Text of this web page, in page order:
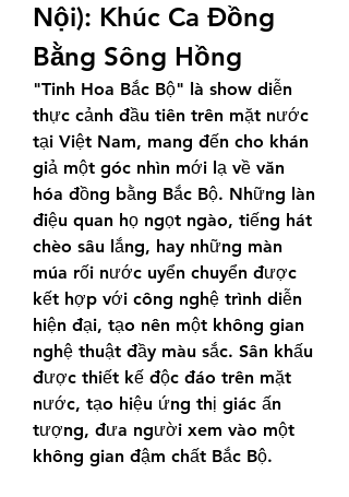
Nội): Khúc Ca Đồng
Bằng Sông Hồng
"Tinh Hoa Bắc Bộ" là show diễn
thực cảnh đầu tiên trên mặt nước
tại Việt Nam, mang đến cho khán
giả một góc nhìn mới lạ về văn
hóa đồng bằng Bắc Bộ. Những làn
điệu quan họ ngọt ngào, tiếng hát
chèo sâu lắng, hay những màn
múa rối nước uyển chuyển được
kết hợp với công nghệ trình diễn
hiện đại, tạo nên một không gian
nghệ thuật đầy màu sắc. Sân khấu
được thiết kế độc đáo trên mặt
nước, tạo hiệu ứng thị giác ấn
tượng, đưa người xem vào một
không gian đậm chất Bắc Bộ.